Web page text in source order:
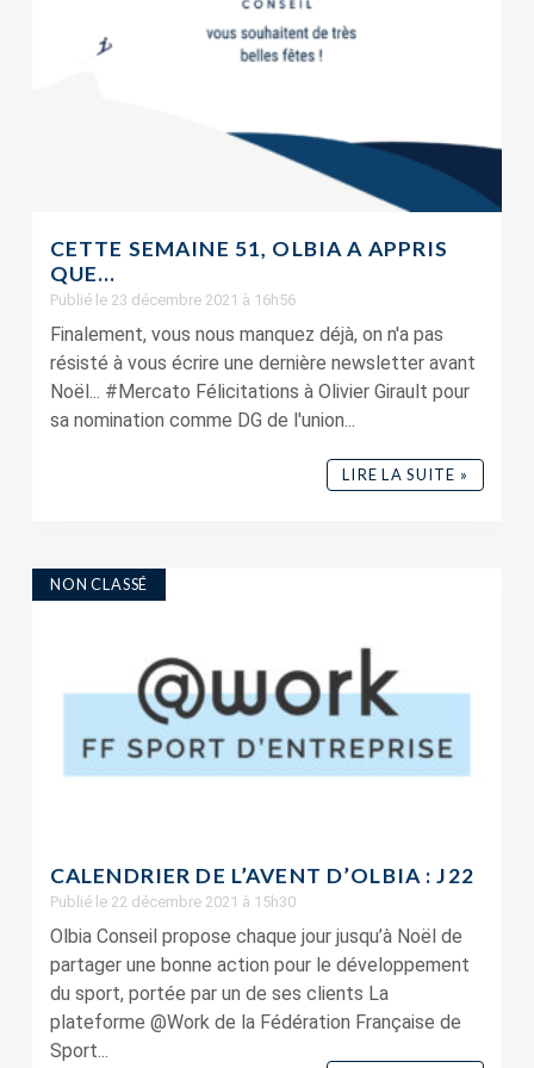
CETTE SEMAINE 51, OLBIA A APPRIS
QUE…
Publié le 23 décembre 2021 à 16h56
Finalement, vous nous manquez déjà, on n'a pas
résisté à vous écrire une dernière newsletter avant
Noël... #Mercato Félicitations à Olivier Girault pour
sa nomination comme DG de l'union...
LIRE LA SUITE »
NON CLASSÉ
CALENDRIER DE L’AVENT D’OLBIA : J22
Publié le 22 décembre 2021 à 15h30
Olbia Conseil propose chaque jour jusqu’à Noël de
partager une bonne action pour le développement
du sport, portée par un de ses clients La
plateforme @Work de la Fédération Française de
Sport...